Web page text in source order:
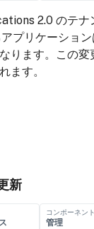
2.0 のテナ
プリケーショ
ります。この
ます。
新
コンポーネント
管理